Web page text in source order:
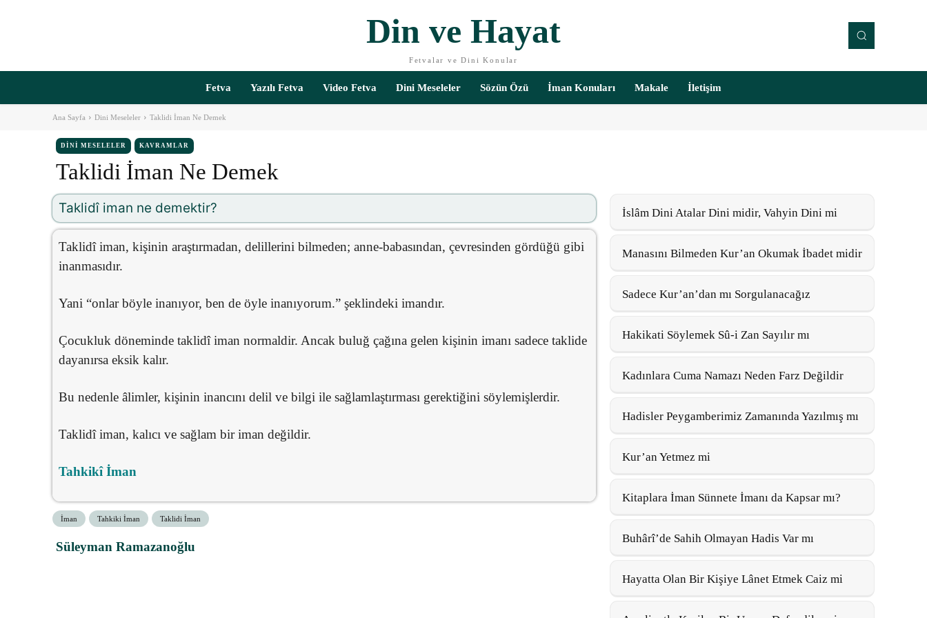
Din ve Hayat
Fetvalar ve Dini Konular
Fetva Yazılı Fetva Video Fetva Dini Meseleler Sözün Özü İman Konuları Makale İletişim
Ana Sayfa Dini Meseleler Taklidi İman Ne Demek
DINI MESELELER KAVRAMLAR
Taklidi İman Ne Demek
Taklidî iman ne demektir?
Taklidî iman, kişinin araştırmadan, delillerini bilmeden; anne-babasından, çevresinden gördüğü gibi
inanmasıdır.
Yani “onlar böyle inanıyor, ben de öyle inanıyorum.” şeklindeki imandır.
Çocukluk döneminde taklidî iman normaldir. Ancak buluğ çağına gelen kişinin imanı sadece taklide
dayanırsa eksik kalır.
Bu nedenle âlimler, kişinin inancını delil ve bilgi ile sağlamlaştırması gerektiğini söylemişlerdir.
Taklidî iman, kalıcı ve sağlam bir iman değildir.
Tahkikî İman
İman Tahkiki İman Taklidi İman
Süleyman Ramazanoğlu
İslâm Dini Atalar Dini midir, Vahyin Dini mi
Manasını Bilmeden Kur’an Okumak İbadet midir
Sadece Kur’an’dan mı Sorgulanacağız
Hakikati Söylemek Sû-i Zan Sayılır mı
Kadınlara Cuma Namazı Neden Farz Değildir
Hadisler Peygamberimiz Zamanında Yazılmış mı
Kur’an Yetmez mi
Kitaplara İman Sünnete İmanı da Kapsar mı?
Buhârî’de Sahih Olmayan Hadis Var mı
Hayatta Olan Bir Kişiye Lânet Etmek Caiz mi